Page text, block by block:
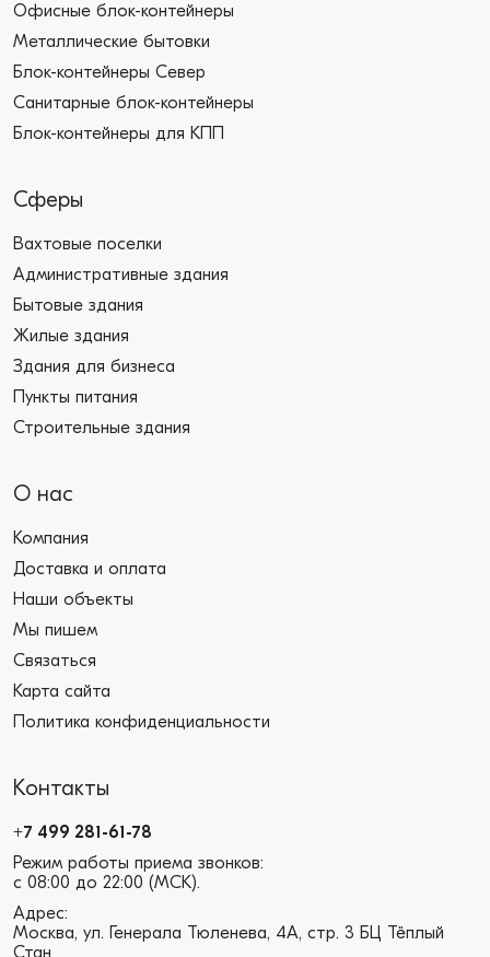
Офисные блок-контейнеры
Металлические бытовки
Блок-контейнеры Север
Санитарные блок-контейнеры
Блок-контейнеры для КПП
Сферы
Вахтовые поселки
Административные здания
Бытовые здания
Жилые здания
Здания для бизнеса
Пункты питания
Строительные здания
О нас
Компания
Доставка и оплата
Наши объекты
Мы пишем
Связаться
Карта сайта
Политика конфиденциальности
Контакты
+7 499 281-61-78
Режим работы приема звонков:
с 08:00 до 22:00 (МСК).
Адрес:
Москва, ул. Генерала Тюленева, 4А, стр. 3 БЦ Тёплый
Стан